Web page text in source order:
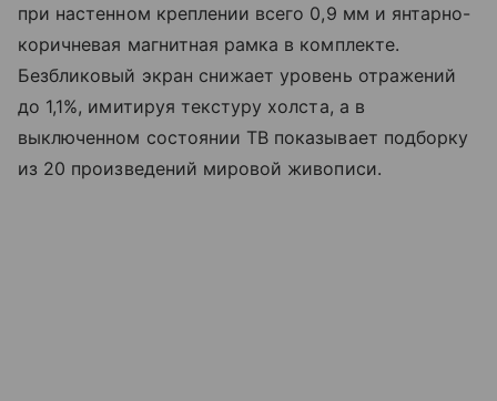
при настенном креплении всего 0,9 мм и янтарно-
коричневая магнитная рамка в комплекте.
Безбликовый экран снижает уровень отражений
до 1,1%, имитируя текстуру холста, а в
выключенном состоянии ТВ показывает подборку
из 20 произведений мировой живописи.